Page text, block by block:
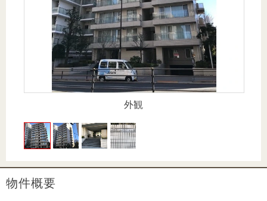
購入向け
サービス
住宅ロー
ンシミュ
レーショ
ン
住まい1プ
ラス（お
役立ちコ
ラム）
住まいと
（電子ブ
ック）
購入ガイ
住まいと
暮らしの
税金の本
（電子ブ
ック）
売却ガイ
ド
外観
物件概要